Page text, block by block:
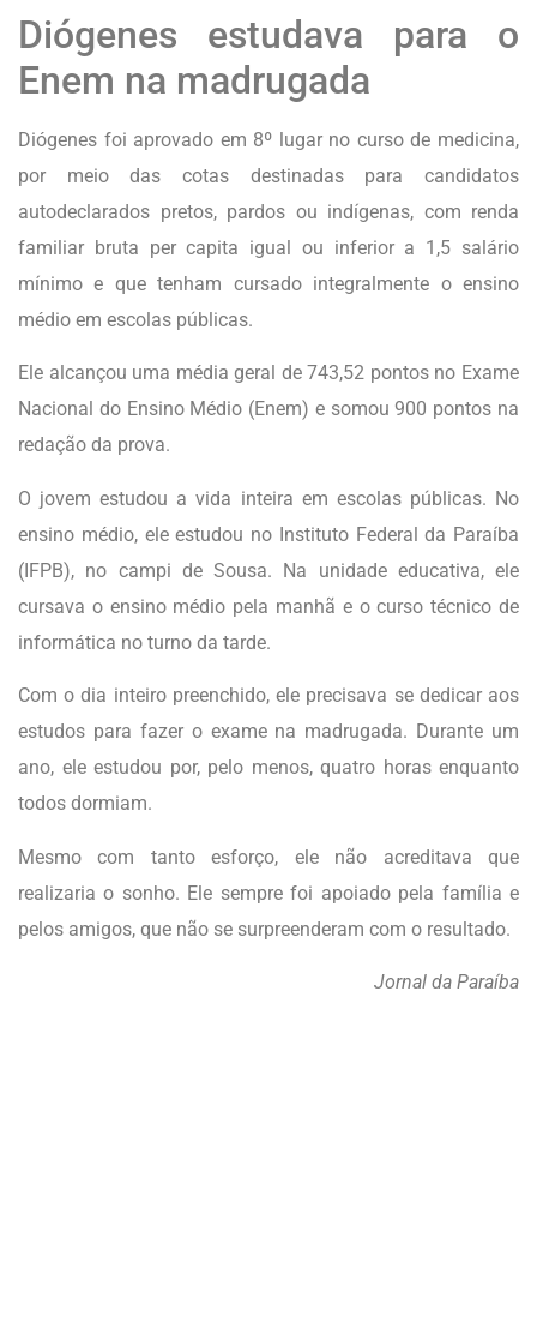
Diógenes estudava para o
Enem na madrugada
Diógenes foi aprovado em 8º lugar no curso de medicina,
por meio das cotas destinadas para candidatos
autodeclarados pretos, pardos ou indígenas, com renda
familiar bruta per capita igual ou inferior a 1,5 salário
mínimo e que tenham cursado integralmente o ensino
médio em escolas públicas.
Ele alcançou uma média geral de 743,52 pontos no Exame
Nacional do Ensino Médio (Enem) e somou 900 pontos na
redação da prova.
O jovem estudou a vida inteira em escolas públicas. No
ensino médio, ele estudou no Instituto Federal da Paraíba
(IFPB), no campi de Sousa. Na unidade educativa, ele
cursava o ensino médio pela manhã e o curso técnico de
informática no turno da tarde.
Com o dia inteiro preenchido, ele precisava se dedicar aos
estudos para fazer o exame na madrugada. Durante um
ano, ele estudou por, pelo menos, quatro horas enquanto
todos dormiam.
Mesmo com tanto esforço, ele não acreditava que
realizaria o sonho. Ele sempre foi apoiado pela família e
pelos amigos, que não se surpreenderam com o resultado.
Jornal da Paraíba